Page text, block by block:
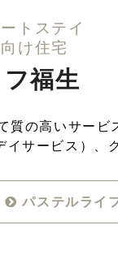
トステイ
け住宅
福生
質の高いサービ
サービス）、
パステルライ